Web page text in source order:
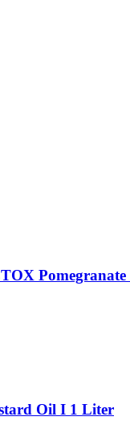
I DETOX
Oil I 1 Liter